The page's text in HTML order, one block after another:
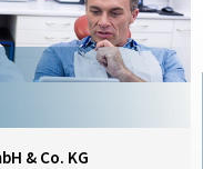
& Co. KG